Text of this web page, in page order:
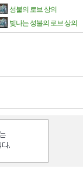
성불의 로브 상의
빛나는 성불의 로브 상의